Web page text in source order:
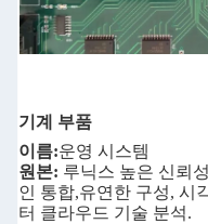
기계 부품
이름:운영 시스템
원본: 루닉스 높은 신뢰
인 통합,유연한 구성, 시
터 클라우드 기술 분석.